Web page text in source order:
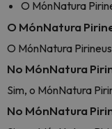
O MónNatura
O MónNatura
O MónNatura
No MónNatura
Sim, o MónNatura
No MónNatura